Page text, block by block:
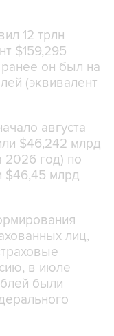
12 трлн
$159,295
он был на
(эквивалент
августа
$46,242 млрд
2026 год) по
$46,45 млрд
лиц,
в июле
были